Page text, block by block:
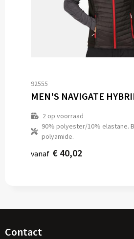
92555
2op voorraad
90% polyester/10% elastane.
polyamide.
vanaf € 40,02
Contact